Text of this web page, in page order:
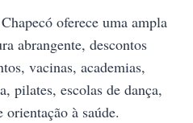
oferece uma ampla
abrangente, descontos
vacinas, academias,
pilates, escolas de dança,
orientação à saúde.